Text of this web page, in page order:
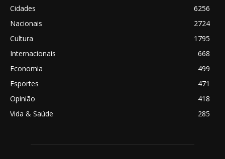
Cidades
6256
Nacionais
2724
Cultura
1795
Internacionais
668
Economia
499
Esportes
471
Opinião
418
Vida & Saúde
285